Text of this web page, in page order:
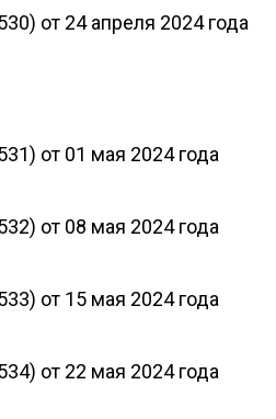
от 24 апреля 2024 года
от 01 мая 2024 года
от 08 мая 2024 года
от 15 мая 2024 года
от 22 мая 2024 года